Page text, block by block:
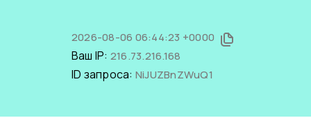
2026-08-06 06:44:23 +0000
Ваш IP: 216.73.216.168
ID запроса: NiJUZBnZWuQ1